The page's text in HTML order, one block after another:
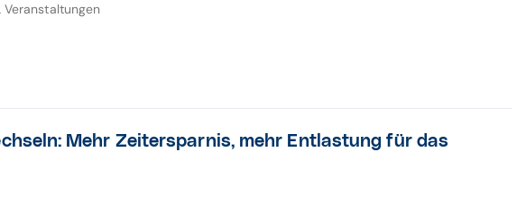
Veranstaltungen
Mehr Zeitersparnis, mehr Entlastung für das